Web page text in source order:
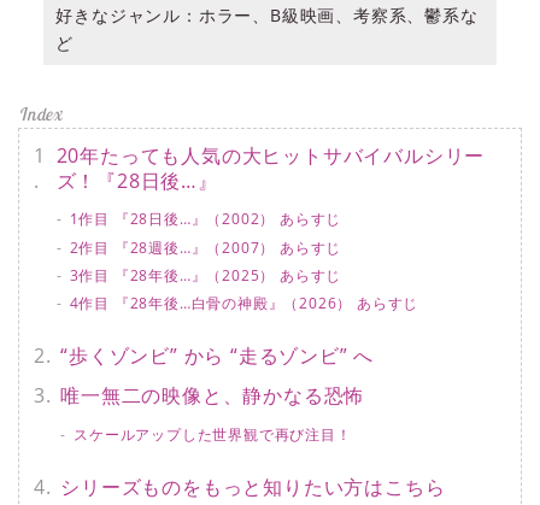
好きなジャンル：ホラー、B級映画、考察系、鬱系な
ど
20年たっても人気の大ヒットサバイバルシリー
ズ！『28日後…』
1作目 『28日後…』（2002） あらすじ
2作目 『28週後…』（2007） あらすじ
3作目 『28年後…』（2025） あらすじ
4作目 『28年後…白骨の神殿』（2026） あらすじ
“歩くゾンビ” から “走るゾンビ” へ
唯一無二の映像と、静かなる恐怖
スケールアップした世界観で再び注目！
シリーズものをもっと知りたい方はこちら